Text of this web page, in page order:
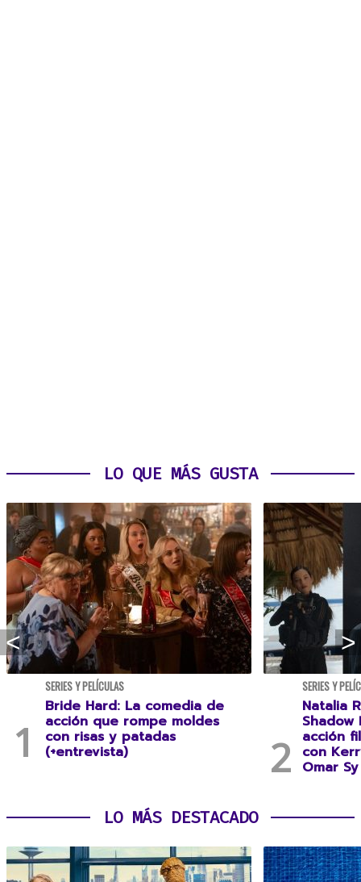
LO QUE MÁS GUSTA
SERIES Y PELÍCULAS
Bride Hard: La comedia de
acción que rompe moldes
con risas y patadas
(+entrevista)
SERIES Y
Natalia
acción
con
Omar
LO MÁS DESTACADO